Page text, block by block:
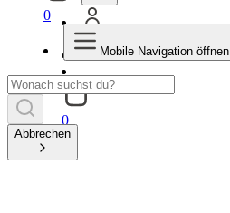
0
0
Mobile Navigation öffnen
Abbrechen